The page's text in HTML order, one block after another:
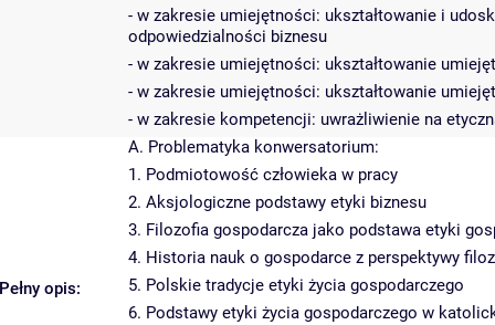
- w zakresie umiejętności: ukształtowanie i
odpowiedzialności biznesu
- w zakresie umiejętności: ukształtowanie
- w zakresie umiejętności: ukształtowanie
- w zakresie kompetencji: uwrażliwienie na
Pełny opis:
A. Problematyka konwersatorium:
1. Podmiotowość człowieka w pracy
2. Aksjologiczne podstawy etyki biznesu
3. Filozofia gospodarcza jako podstawa etyki
4. Historia nauk o gospodarce z perspektywy
5. Polskie tradycje etyki życia gospodarczego
6. Podstawy etyki życia gospodarczego w